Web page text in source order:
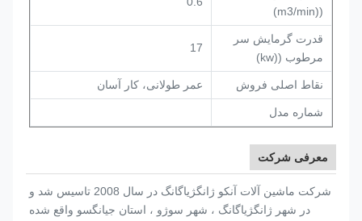
قدرت گرمایش سر
مرطوب ((kw)
نقاط اصلی فروش عمر طولانی، کار آسان
شماره مدل
معرفی شرکت
شرکت ماشین آلات آنکو ژانگژیاگانگ در سال 2008 تاسیس شد و
در شهر ژانگژیاگانگ ، شهر سوژو ، استان جیانگسو واقع شده